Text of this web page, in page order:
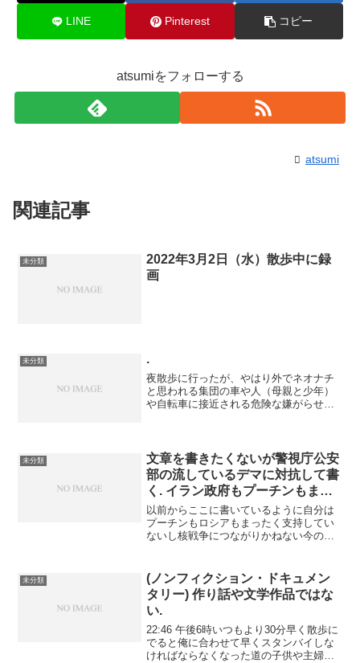
LINE Pinterest コピー
atsumiをフォローする
atsumi
関連記事
未分類
2022年3月2日（水）散歩中に録
画
未分類 .
夜散歩に行ったが、やはり外でネオナチ
と思われる集団の車や人（母親と少年）
や自転車に接近される危険な嫌がらせを
リを入れて凹ませたことも...
未分類
文章を書きたくないが警視庁公安
部の流しているデマに対抗して書
く. イラン政府もプーチンもまっ
たく支持していない.
以前からここに書いているように自分は
プーチンもロシアもまったく支持してい
ないし核戦争につながりかねない今の戦
だと強く主張している.自分がイランを支
持しているというのもま...
未分類
(ノンフィクション・ドキュメン
タリー) 作り話や文学作品ではな
い.
22:46 午後6時いつもより30分早く散歩に
でると俺に合わせて早くスタンバイしな
ければならなくなった道の子供や主婦や